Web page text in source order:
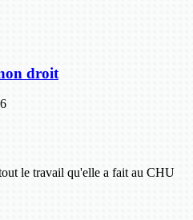
droit
le travail qu'elle a fait au CHU